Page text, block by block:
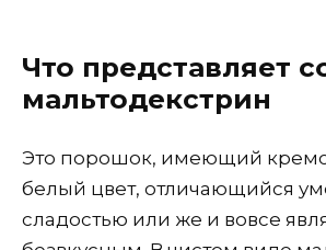
Что представляет
мальтодекстрин
Это порошок, имеющий
белый цвет, отличающийся
сладостью или же и вовсе